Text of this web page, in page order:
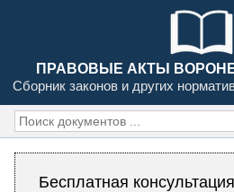
ПРАВОВЫЕ АКТЫ
Сборник законов и других
Бесплатная